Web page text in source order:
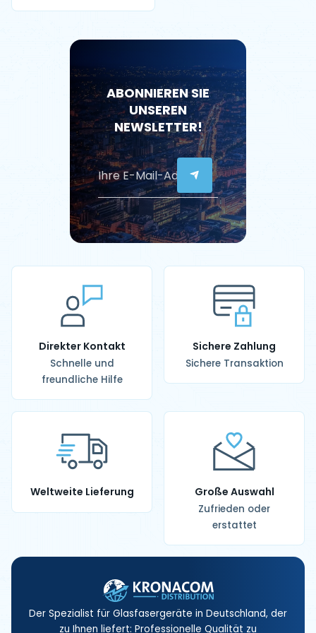
IP65 – Réglable 6A à
ABONNIEREN SIE
UNSEREN
NEWSLETTER!
Direkter Kontakt
Schnelle und
freundliche Hilfe
Sichere Zahlung
Sichere Transaktion
Weltweite Lieferung Große Auswahl
Zufrieden oder
erstattet
Der Spezialist für Glasfasergeräte in Deutschland, der
zu Ihnen liefert: Professionelle Qualität zu